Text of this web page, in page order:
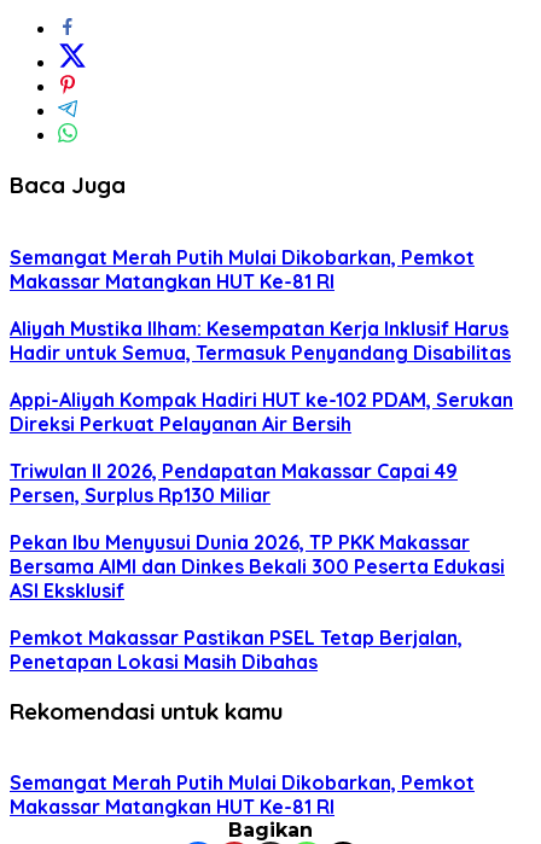
Baca Juga
Semangat Merah Putih Mulai Dikobarkan, Pemkot
Makassar Matangkan HUT Ke-81 RI
Aliyah Mustika Ilham: Kesempatan Kerja Inklusif Harus
Hadir untuk Semua, Termasuk Penyandang Disabilitas
Appi-Aliyah Kompak Hadiri HUT ke-102 PDAM, Serukan
Direksi Perkuat Pelayanan Air Bersih
Triwulan II 2026, Pendapatan Makassar Capai 49
Persen, Surplus Rp130 Miliar
Pekan Ibu Menyusui Dunia 2026, TP PKK Makassar
Bersama AIMI dan Dinkes Bekali 300 Peserta Edukasi
ASI Eksklusif
Pemkot Makassar Pastikan PSEL Tetap Berjalan,
Penetapan Lokasi Masih Dibahas
Rekomendasi untuk kamu
Semangat Merah Putih Mulai Dikobarkan, Pemkot
Makassar Matangkan HUT Ke-81 RI
Bagikan